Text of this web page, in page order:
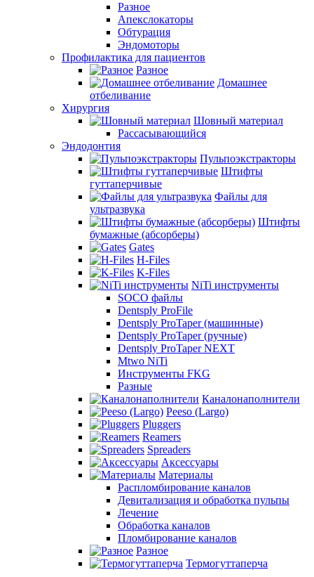
Разное
Апекслокаторы
Обтурация
Эндомоторы
Профилактика для пациентов
Разное
Домашнее
отбеливание
Хирургия
Шовный материал
Рассасывающийся
Эндодонтия
Пульпоэкстракторы
Штифты
гуттаперчивые
Файлы для
ультразвука
Штифты
бумажные (абсорберы)
Gates
H-Files
K-Files
NiTi инструменты
SOCO файлы
Dentsply ProFile
Dentsply ProTaper (машинные)
Dentsply ProTaper (ручные)
Dentsply ProTaper NEXT
Mtwo NiTi
Инструменты FKG
Разные
Каналонаполнители
Peeso (Largo)
Pluggers
Reamers
Spreaders
Аксессуары
Материалы
Распломбирование каналов
Девитализация и обработка пульпы
Лечение
Обработка каналов
Пломбирование каналов
Разное
Термогуттаперча